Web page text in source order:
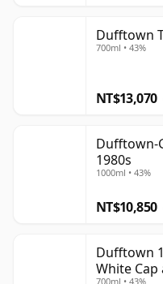
Dufftown
700ml • 43%
NT$13,070
Dufftown-
1980s
1000ml • 43%
NT$10,850
Dufftown
White Cap
700ml • 43%